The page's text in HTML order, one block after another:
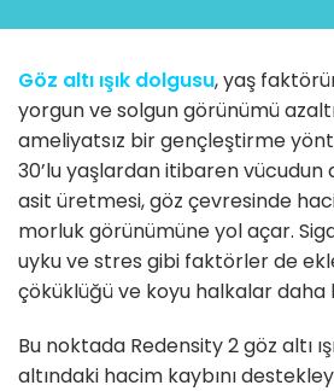
Göz altı ışık dolgusu, yaş
yorgun ve solgun görünümü
ameliyatsız bir gençleştirme
30’lu yaşlardan itibaren vücudun
asit üretmesi, göz çevresinde
morluk görünümüne yol açar.
uyku ve stres gibi faktörler de
çöküklüğü ve koyu halkalar daha
Bu noktada Redensity 2 göz altı
altındaki hacim kaybını